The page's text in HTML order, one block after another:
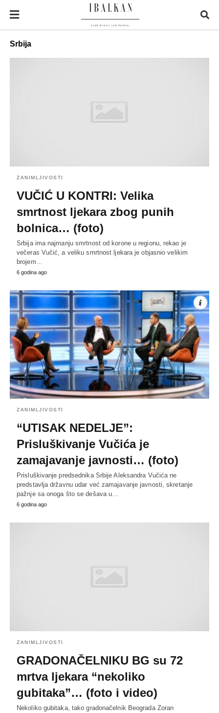
Srbija
ZANIMLJIVOSTI
VUČIĆ U KONTRI: Velika
smrtnost ljekara zbog punih
bolnica… (foto)
Srbija ima najmanju smrtnost od korone u regionu, rekao je
večeras Vučić, a veliku smrtnost ljekara je objasnio velikim
brojem…
6 godina ago
ZANIMLJIVOSTI
“UTISAK NEDELJE”:
Prisluškivanje Vučića je
zamajavanje javnosti… (foto)
Prisluškivanje predsednika Srbije Aleksandra Vučića ne
predstavlja državnu udar već zamajavanje javnosti, skretanje
pažnje sa onoga što se dešava u…
6 godina ago
ZANIMLJIVOSTI
GRADONAČELNIKU BG su 72
mrtva ljekara “nekoliko
gubitaka”… (foto i video)
Nekoliko gubitaka, tako gradonačelnik Beograda Zoran